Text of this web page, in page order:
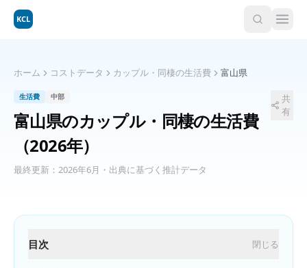
KCL
ホーム コストデータ カップル・同棲の生活費 富山県
生活費 中部
富山県のカップル・同棲の生活費
（2026年）
最終更新： 2026年6月 ・出典に基づく推計データ
共
有
目次 閉じる